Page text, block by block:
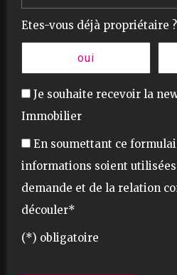
Etes-vous déjà propriétaire ?
oui
Je souhaite recevoir la
Immobilier
En soumettant ce
informations soient
demande et de la relation
découler*
(*) obligatoire